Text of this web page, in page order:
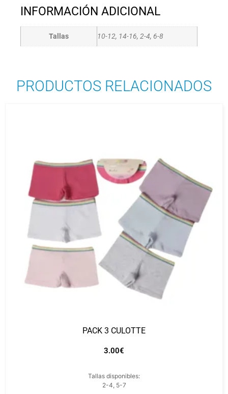
INFORMACIÓN ADICIONAL
Tallas 10-12, 14-16, 2-4, 6-8
PRODUCTOS RELACIONADOS
PACK 3 CULOTTE
3.00€
Tallas disponibles:
2-4, 5-7